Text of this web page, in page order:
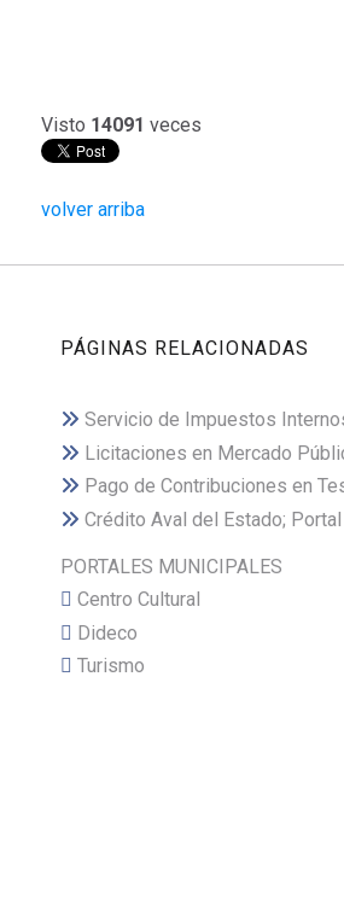
Visto 14091 veces
volver arriba
PÁGINAS RELACIONADAS
Servicio de Impuestos
Licitaciones en Mercado
Pago de Contribuciones en
Crédito Aval del Estado;
PORTALES MUNICIPALES
Centro Cultural
Dideco
Turismo